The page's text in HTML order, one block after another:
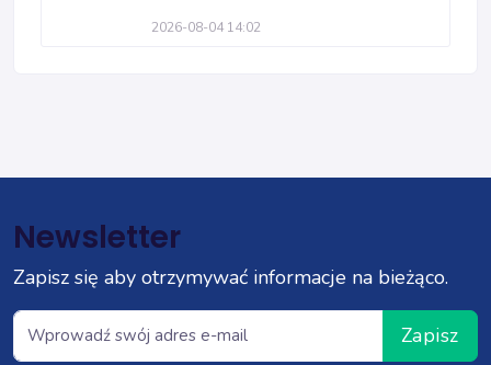
2026-08-04 14:02
Newsletter
Zapisz się aby otrzymywać informacje na bieżąco.
Zapisz